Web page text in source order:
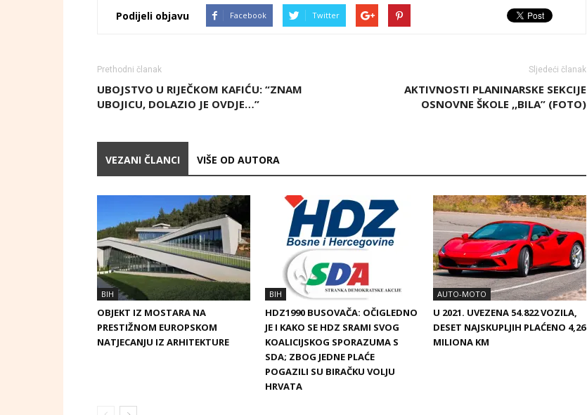
Podijeli objavu Facebook Twitter
Prethodni članak
UBOJSTVO U RIJEČKOM KAFIĆU: “ZNAM
UBOJICU, DOLAZIO JE OVDJE…”
Sljedeći članak
AKTIVNOSTI PLANINARSKE SEKCIJE
OSNOVNE ŠKOLE ,,BILA” (FOTO)
VEZANI ČLANCI VIŠE OD AUTORA
BIH
OBJEKT IZ MOSTARA NA
PRESTIŽNOM EUROPSKOM
NATJECANJU IZ ARHITEKTURE
BIH
HDZ1990 BUSOVAČA: OČIGLEDNO
JE I KAKO SE HDZ SRAMI SVOG
KOALICIJSKOG SPORAZUMA S
SDA; ZBOG JEDNE PLAĆE
POGAZILI SU BIRAČKU VOLJU
HRVATA
AUTO-MOTO
U 2021. UVEZENA 54.822 VOZILA,
DESET NAJSKUPLJIH PLAĆENO 4,26
MILIONA KM